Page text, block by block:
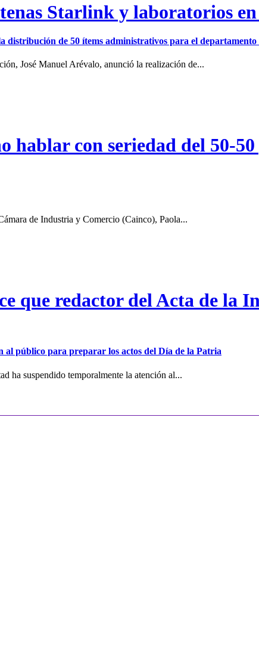
Starlink y laboratorios
distribución de 50 ítems administrativos para el departamento
José Manuel Arévalo, anunció la realización de...
hablar con seriedad del 50-
de Industria y Comercio (Cainco), Paola...
que redactor del Acta de la
al público para preparar los actos del Día de la Patria
ha suspendido temporalmente la atención al...